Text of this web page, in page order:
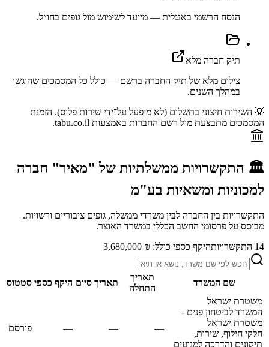
הנסח הרשמי באנגלית — מיועד לשימוש מול גופים בחו״ל.
תיק חברה מלא
צילום מלא של תיק החברה ברשם — כולל כל המסמכים שהוגשו
במהלך השנים.
💡 השירות חיצוני בתשלום (לא מופעל על־ידי שירות פלוס). הזמנת
המסמכים מתבצעת מול רשם החברות באמצעות tabu.co.il.
🏛️ התקשרויות ממשלתיות של "מאיר" חברה
למכוניות ומשאיות בע"מ
התקשרויות בין החברה לבין משרדי ממשלה, גופים ציבוריים ורשויות.
מבוסס על פרסומי החשב הכללי במשרד האוצר.
14 התקשרויותהיקף כספי כולל: ₪ 3,680,000
שם המשרד
תאריך
התחלה
תאריך סיום היקף כספי סטטוס
משטרת ישראל
המשרד לביטחון פנים -
משטרת ישראל
חלקי חילוף, שירות,
תיקונים והדרכה למנועים
—
—
— פורסם